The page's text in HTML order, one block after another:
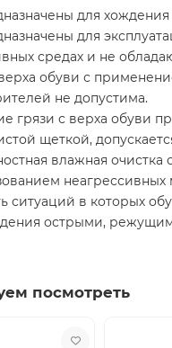
для хождения
для
средах и не
обуви с
не допустима.
грязи с верха обуви
щеткой,
влажная очистка
ситуаций в которых
острыми,
посмотреть